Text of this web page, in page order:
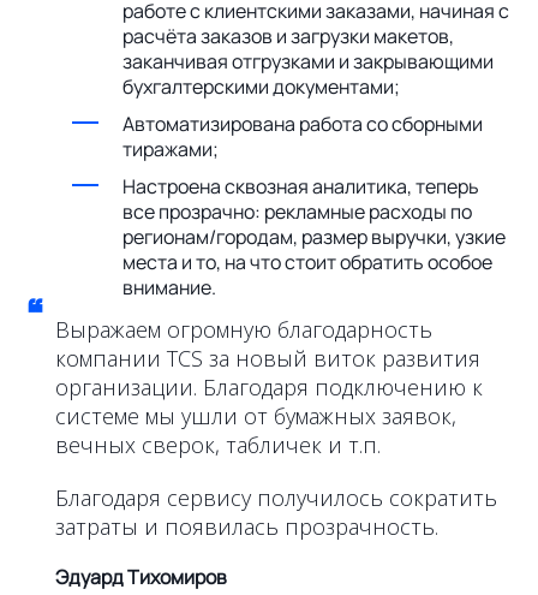
работе с клиентскими заказами, начиная с
расчёта заказов и загрузки макетов,
заканчивая отгрузками и закрывающими
бухгалтерскими документами;
Автоматизирована работа со сборными
тиражами;
Настроена сквозная аналитика, теперь
все прозрачно: рекламные расходы по
регионам/городам, размер выручки, узкие
места и то, на что стоит обратить особое
внимание.
“ Выражаем огромную благодарность
компании TCS за новый виток развития
организации. Благодаря подключению к
системе мы ушли от бумажных заявок,
вечных сверок, табличек и т.п.
Благодаря сервису получилось сократить
затраты и появилась прозрачность.
Эдуард Тихомиров